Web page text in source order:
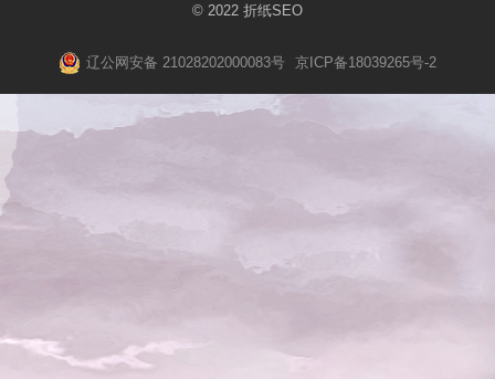
© 2022 折纸SEO
辽公网安备 21028202000083号 京ICP备18039265号-2